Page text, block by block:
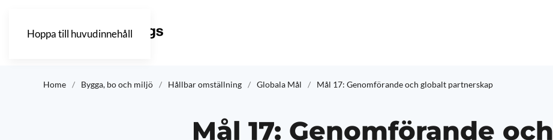
Hoppa till huvudinnehåll
Home Bygga, bo och miljö Hållbar omställning Globala Mål Mål 17: Genomförande och globalt partnerskap
Mål 17: Genomförande och